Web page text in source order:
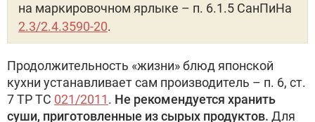
на маркировочном ярлыке – п. 6.1.5 СанПиНа
2.3/2.4.3590-20.
Продолжительность «жизни» блюд японской
кухни устанавливает сам производитель – п. 6, ст.
7 ТР ТС 021/2011. Не рекомендуется хранить
суши, приготовленные из сырых продуктов. Для